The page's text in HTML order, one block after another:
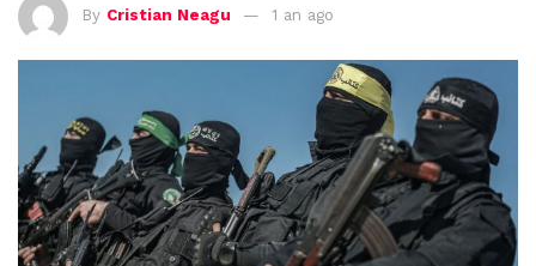
By Cristian Neagu 1 an ago